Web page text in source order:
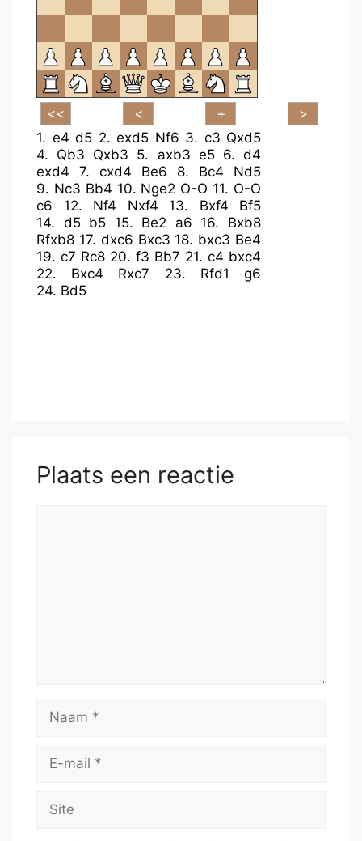
1. e4 d5 2. exd5 Nf6 3. c3 Qxd5
4. Qb3 Qxb3 5. axb3 e5 6.d4
exd4
7. cxd4 Be6 8. Bc4
Nd5
9. Nc3 Bb4 10. Nge2 O-O 11. O-O
c6
12. Nf4 Nxf4 13. Bxf4
Bf5
14. d5 b5 15. Be2 a6 16. Bxb8
Rfxb8 17. dxc6 Bxc3 18. bxc3 Be4
19. c7 Rc8 20. f3 Bb7 21. c4 bxc4
22. Bxc4 Rxc7 23. Rfd1
g6
24. Bd5
Plaats een reactie
Naam
Site